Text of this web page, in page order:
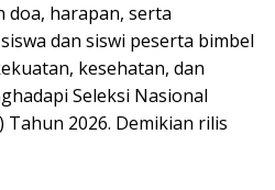
doa, harapan, serta
dan siswi peserta bimbel
kesehatan, dan
Seleksi Nasional
Tahun 2026. Demikian rilis